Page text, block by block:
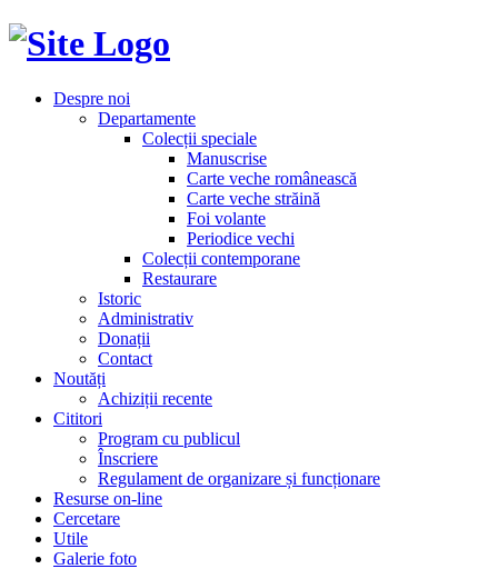
Despre noi
Departamente
Colecții speciale
Manuscrise
Carte veche românească
Carte veche străină
Foi volante
Periodice vechi
Colecții contemporane
Restaurare
Istoric
Administrativ
Donații
Contact
Noutăți
Achiziții recente
Cititori
Program cu publicul
Înscriere
Regulament de organizare și funcționare
Resurse on-line
Cercetare
Utile
Galerie foto